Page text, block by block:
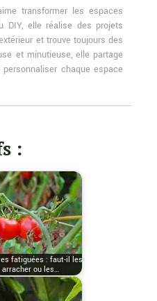
transformer les espaces
DIY, elle réalise des projets
et trouve toujours des
et minutieuse, elle partage
chaque espace
:
fatiguées : faut-il les
arracher ou les…